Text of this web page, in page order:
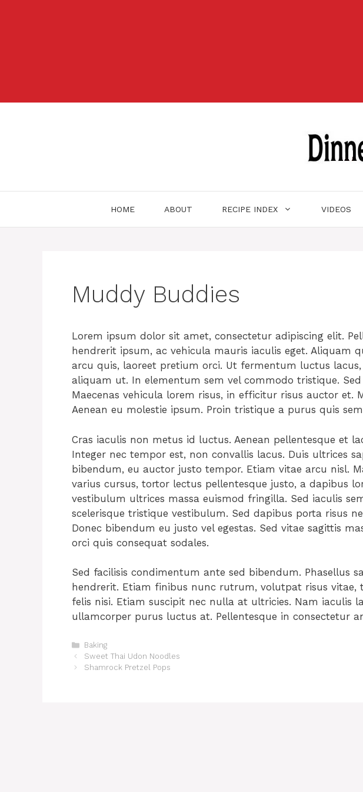
HOME ABOUT RECIPE INDEX VIDEOS
Muddy Buddies
Lorem ipsum dolor sit amet, consectetur adipiscing elit.
hendrerit ipsum, ac vehicula mauris iaculis eget. Aliquam
arcu quis, laoreet pretium orci. Ut fermentum luctus
aliquam ut. In elementum sem vel commodo tristique.
Maecenas vehicula lorem risus, in efficitur risus auctor et.
Aenean eu molestie ipsum. Proin tristique a purus quis
Cras iaculis non metus id luctus. Aenean pellentesque et
Integer nec tempor est, non convallis lacus. Duis ultrices
bibendum, eu auctor justo tempor. Etiam vitae arcu nisl.
varius cursus, tortor lectus pellentesque justo, a dapibus
vestibulum ultrices massa euismod fringilla. Sed iaculis
scelerisque tristique vestibulum. Sed dapibus porta risus
Donec bibendum eu justo vel egestas. Sed vitae sagittis
orci quis consequat sodales.
Sed facilisis condimentum ante sed bibendum. Phasellus
hendrerit. Etiam finibus nunc rutrum, volutpat risus vitae,
felis nisi. Etiam suscipit nec nulla at ultricies. Nam iaculis
ullamcorper purus luctus at. Pellentesque in consectetur
C
a
t
Baking
Sweet Thai Udon Noodles
Shamrock Pretzel Pops